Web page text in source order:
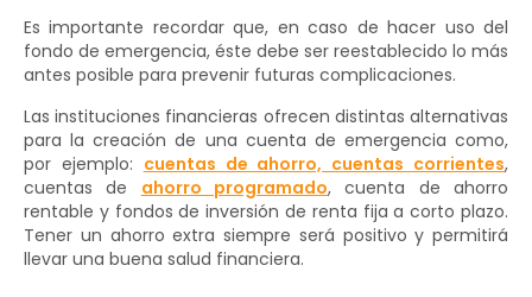
Es importante recordar que, en caso de hacer uso del
fondo de emergencia, éste debe ser reestablecido lo más
antes posible para prevenir futuras complicaciones.
Las instituciones financieras ofrecen distintas alternativas
para la creación de una cuenta de emergencia como,
por ejemplo: cuentas de ahorro, cuentas corrientes,
cuentas de ahorro programado, cuenta de ahorro
rentable y fondos de inversión de renta fija a corto plazo.
Tener un ahorro extra siempre será positivo y permitirá
llevar una buena salud financiera.